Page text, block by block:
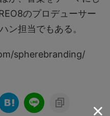
のプロデューサー
ン担当でもある。
spherebranding/